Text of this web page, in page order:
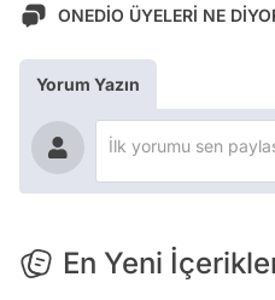
ONEDİO ÜYELERİ NE
Yorum Yazın
En Yeni